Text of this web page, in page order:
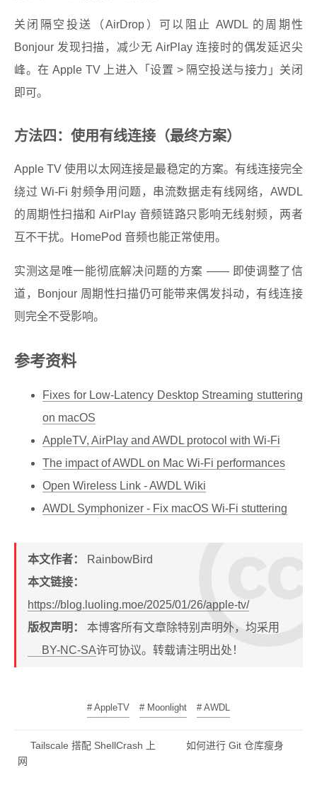
关闭隔空投送（AirDrop）可以阻止 AWDL 的周期性
Bonjour 发现扫描，减少无 AirPlay 连接时的偶发延迟尖
峰。在 Apple TV 上进入「设置 > 隔空投送与接力」关闭
即可。
方法四：使用有线连接（最终方案）
Apple TV 使用以太网连接是最稳定的方案。有线连接完全
绕过 Wi-Fi 射频争用问题，串流数据走有线网络，AWDL
的周期性扫描和 AirPlay 音频链路只影响无线射频，两者
互不干扰。HomePod 音频也能正常使用。
实测这是唯一能彻底解决问题的方案 —— 即使调整了信
道，Bonjour 周期性扫描仍可能带来偶发抖动，有线连接
则完全不受影响。
参考资料
Fixes for Low-Latency Desktop Streaming stuttering
on macOS
AppleTV, AirPlay and AWDL protocol with Wi-Fi
The impact of AWDL on Mac Wi-Fi performances
Open Wireless Link - AWDL Wiki
AWDL Symphonizer - Fix macOS Wi-Fi stuttering
本文作者：
RainbowBird
本文链接：
https://blog.luoling.moe/2025/01/26/apple-tv/
版权声明： 本博客所有文章除特别声明外，均采用
BY-NC-SA许可协议。转载请注明出处！
# AppleTV # Moonlight # AWDL
Tailscale 搭配 ShellCrash 上
网
如何进行 Git 仓库瘦身